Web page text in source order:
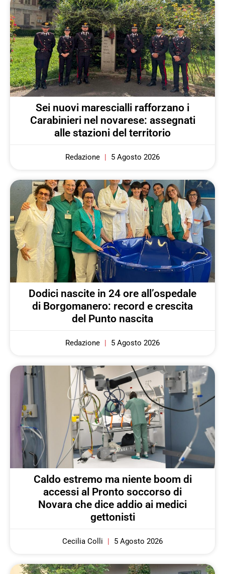
Sei nuovi marescialli rafforzano i
Carabinieri nel novarese: assegnati
alle stazioni del territorio
Redazione 5 Agosto 2026
Dodici nascite in 24 ore all’ospedale
di Borgomanero: record e crescita
del Punto nascita
Redazione 5 Agosto 2026
Caldo estremo ma niente boom di
accessi al Pronto soccorso di
Novara che dice addio ai medici
gettonisti
Cecilia Colli 5 Agosto 2026